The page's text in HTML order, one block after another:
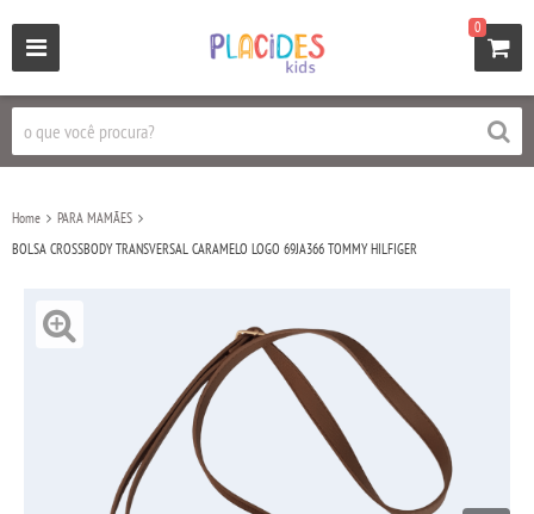
0
Home
PARA MAMÃES
BOLSA CROSSBODY TRANSVERSAL CARAMELO LOGO 69JA366 TOMMY HILFIGER